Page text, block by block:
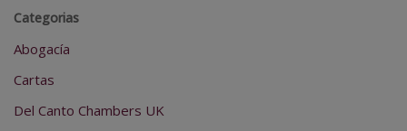
Categorias
Abogacía
Cartas
Del Canto Chambers UK